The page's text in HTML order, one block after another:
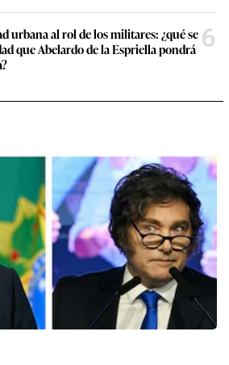
urbana al rol de los militares: ¿qué se
que Abelardo de la Espriella pondrá 6